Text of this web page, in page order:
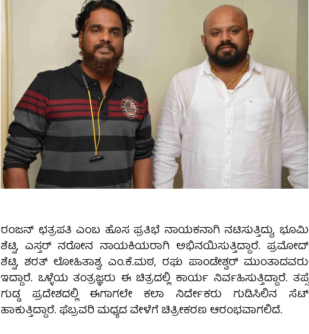
ರಂಜನ್ ಛತ್ರಪತಿ ಎಂಬ ಹೊಸ ಪ್ರತಿಭೆ ನಾಯಕನಾಗಿ ನಟಿಸುತ್ತಿದ್ದು, ಭೂಮಿ
ಶೆಟ್ಟಿ, ಎಸ್ತರ್ ನರೋನ ನಾಯಕಿಯರಾಗಿ ಅಭಿನಯಿಸುತ್ತಿದ್ದಾರೆ. ಪ್ರಮೋದ್
ಶೆಟ್ಟಿ, ಶರತ್ ಲೋಹಿತಾಶ್ವ, ಎಂ.ಕೆ.ಮಠ, ರಘು ಪಾಂಡೇಶ್ವರ್ ಮುಂತಾದವರು
ಇದ್ದಾರೆ. ಒಳ್ಳೆಯ ತಂತ್ರಜ್ಞರು ಈ ಚಿತ್ರದಲ್ಲಿ ಕಾರ್ಯ ನಿರ್ವಹಿಸುತ್ತಿದ್ದಾರೆ. ತಪ್ಸೆ
ಗುಡ್ಡ ಪ್ರದೇಶದಲ್ಲಿ ಈಗಾಗಲೇ ಕಲಾ ನಿರ್ದೇಕರು ಗುಡಿಸಿಲಿನ ಸೆಟ್
ಹಾಕುತ್ತಿದ್ದಾರೆ. ಫೆಬ್ರವರಿ ಮಧ್ಯದ ವೇಳೆಗೆ ಚಿತ್ರೀಕರಣ ಆರಂಭವಾಗಲಿದೆ.